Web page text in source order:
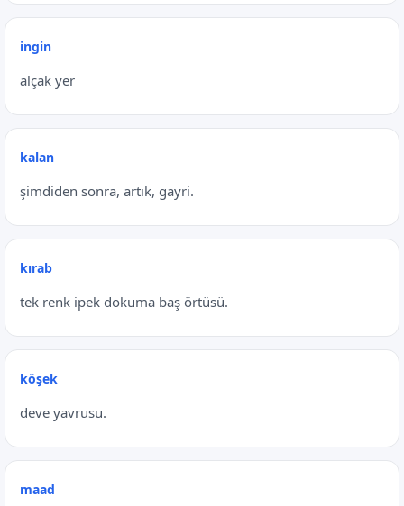
ingin
alçak yer
kalan
şimdiden sonra, artık, gayri.
kırab
tek renk ipek dokuma baş örtüsü.
köşek
deve yavrusu.
maad